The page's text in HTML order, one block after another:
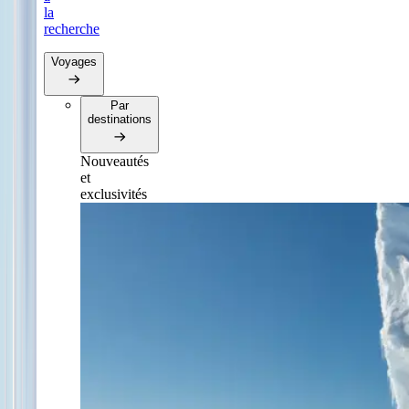
la
recherche
Voyages
Par
destinations
Nouveautés
et
exclusivités